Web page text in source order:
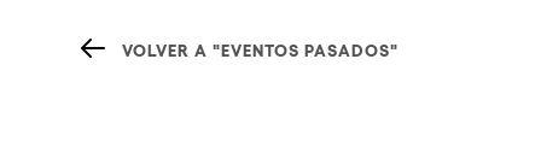
VOLVER A "EVENTOS PASADOS"